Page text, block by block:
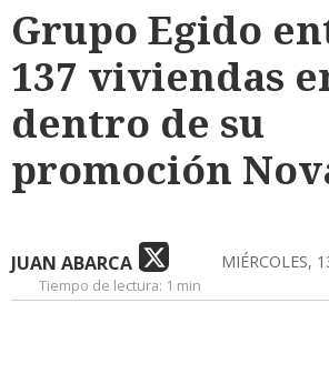
Grupo Egido
137 viviendas
dentro de su
promoción
JUAN ABARCA MIÉRCOLES,
Tiempo de lectura: 1 min